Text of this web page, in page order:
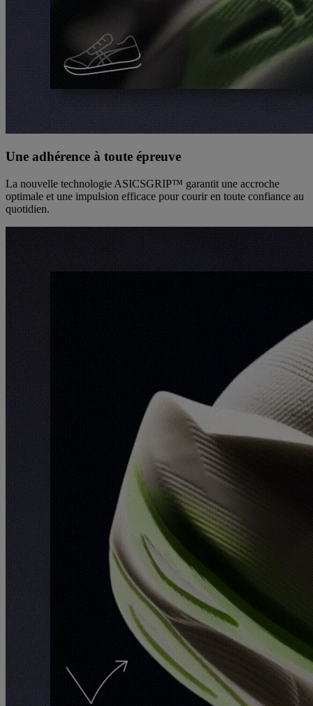
Une adhérence à toute épreuve
La nouvelle technologie ASICSGRIP™ garantit une accroche
optimale et une impulsion efficace pour courir en toute confiance au
quotidien.